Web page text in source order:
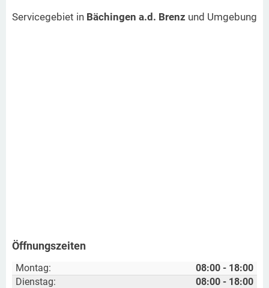
Servicegebiet in Bächingen a.d. Brenz und Umgebung
Öffnungszeiten
Montag:
08:00 - 18:00
Dienstag:
08:00 - 18:00